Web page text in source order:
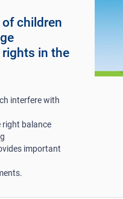
children
rights in the
interfere with
right balance
important